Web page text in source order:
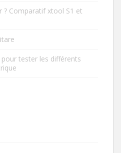
? Comparatif xtool S1 et
pour tester les différents